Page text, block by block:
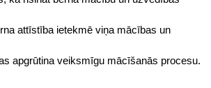
attīstība ietekmē viņa mācības un
apgrūtina veiksmīgu mācīšanās procesu.